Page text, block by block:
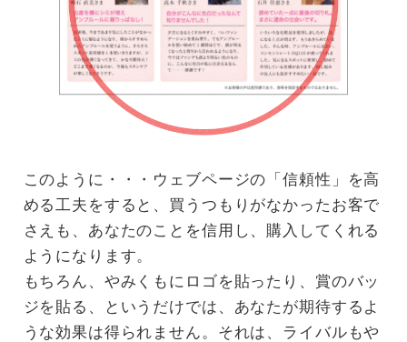
このように・・・ウェブページの「信頼性」を高
める工夫をすると、買うつもりがなかったお客で
さえも、あなたのことを信用し、購入してくれる
ようになります。
もちろん、やみくもにロゴを貼ったり、賞のバッ
ジを貼る、というだけでは、あなたが期待するよ
うな効果は得られません。それは、ライバルもや